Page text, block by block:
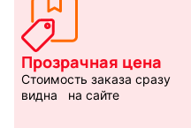
Прозрачная цена
Стоимость заказа сразу
видна на сайте